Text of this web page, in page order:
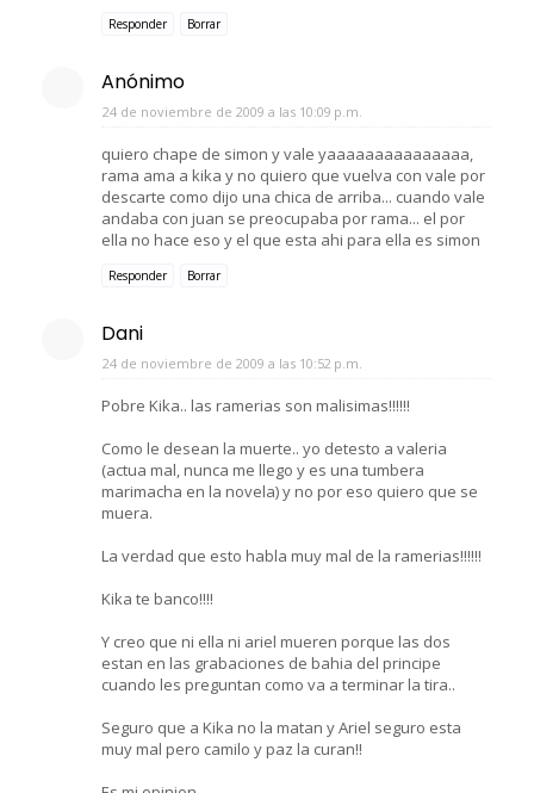
Responder Borrar
Anónimo
24 de noviembre de 2009 a las 10:09 p.m.
quiero chape de simon y vale yaaaaaaaaaaaaaaa,
rama ama a kika y no quiero que vuelva con vale por
descarte como dijo una chica de arriba... cuando vale
andaba con juan se preocupaba por rama... el por
ella no hace eso y el que esta ahi para ella es simon
Responder Borrar
Dani
24 de noviembre de 2009 a las 10:52 p.m.
Pobre Kika.. las ramerias son malisimas!!!!!!
Como le desean la muerte.. yo detesto a valeria
(actua mal, nunca me llego y es una tumbera
marimacha en la novela) y no por eso quiero que se
muera.
La verdad que esto habla muy mal de la ramerias!!!!!!
Kika te banco!!!!
Y creo que ni ella ni ariel mueren porque las dos
estan en las grabaciones de bahia del principe
cuando les preguntan como va a terminar la tira..
Seguro que a Kika no la matan y Ariel seguro esta
muy mal pero camilo y paz la curan!!